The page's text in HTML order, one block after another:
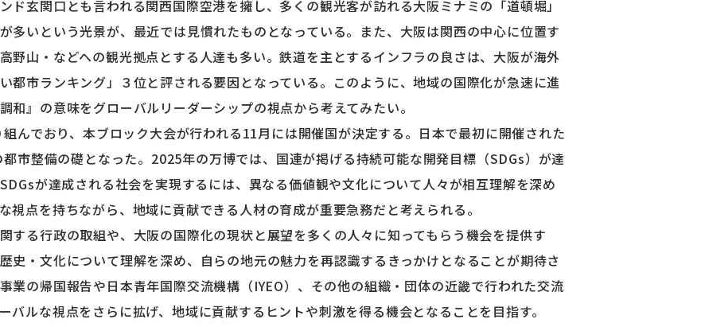
ド玄関口とも言われる関西国際空港を擁し、多くの観光客が訪れる大阪ミナミの「道頓堀」
多いという光景が、最近では見慣れたものとなっている。また、大阪は関西の中心に位置す
野山・などへの観光拠点とする人達も多い。鉄道を主とするインフラの良さは、大阪が海外
都市ランキング」３位と評される要因となっている。このように、地域の国際化が急速に進
和』の意味をグローバルリーダーシップの視点から考えてみたい。
んでおり、本ブロック大会が行われる11月には開催国が決定する。日本で最初に開催された
市整備の礎となった。2025年の万博では、国連が掲げる持続可能な開発目標（SDGs）が達
が達成される社会を実現するには、異なる価値観や文化について人々が相互理解を深め
視点を持ちながら、地域に貢献できる人材の育成が重要急務だと考えられる。
する行政の取組や、大阪の国際化の現状と展望を多くの人々に知ってもらう機会を提供す
史・文化について理解を深め、自らの地元の魅力を再認識するきっかけとなることが期待さ
業の帰国報告や日本青年国際交流機構（IYEO）、その他の組織・団体の近畿で行われた交流
バルな視点をさらに拡げ、地域に貢献するヒントや刺激を得る機会となることを目指す。